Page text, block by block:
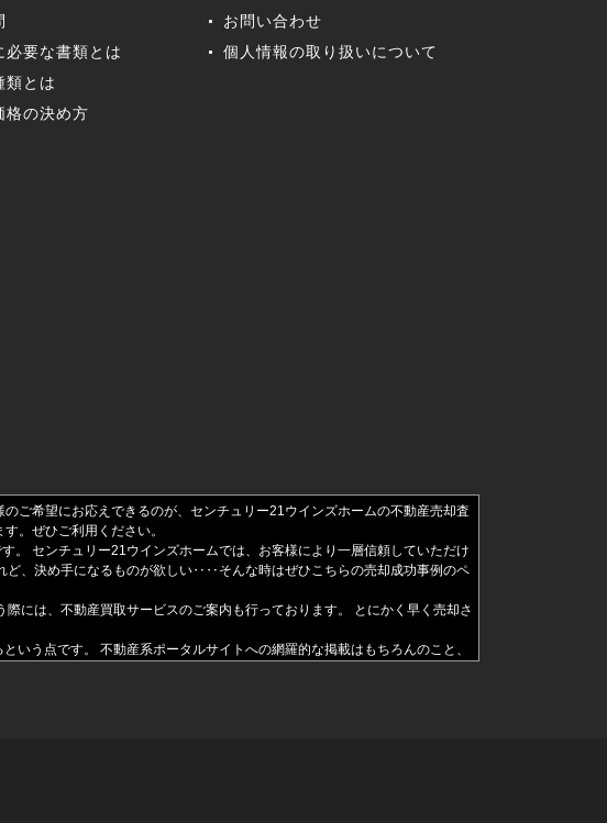
必要な書類とは
類とは
格の決め方
お問い合わせ
個人情報の取り扱いについて
ご希望にお応えできるのが、センチュリー21ウインズホームの不動産売却査
。ぜひご利用ください。
。 センチュリー21ウインズホームでは、お客様により一層信頼していただけ
ど、決め手になるものが欲しい‥‥そんな時はぜひこちらの売却成功事例のペ
には、不動産買取サービスのご案内も行っております。 とにかく早く売却さ
う点です。 不動産系ポータルサイトへの網羅的な掲載はもちろんのこと、